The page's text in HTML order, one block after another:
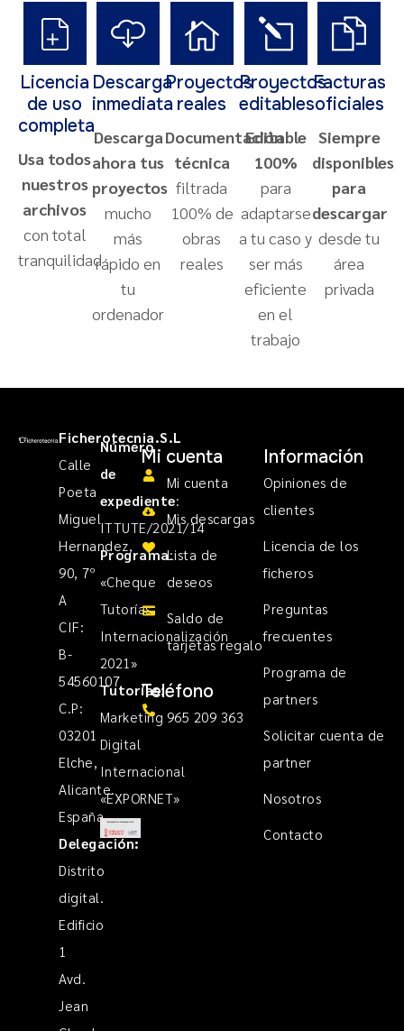
Licencia
de uso
completa
Usa todos
nuestros
archivos
con total
tranquilidad
Descarga
inmediata
Descarga
ahora tus
proyectos
mucho
más
rápido en
tu
ordenador
Proyectos
reales
Documentación
técnica
filtrada
100% de
obras
reales
Proyectos
editables
Editable
100%
para
adaptarse
a tu caso y
ser más
eficiente
en el
trabajo
Facturas
oficiales
Siempre
disponibles
para
descargar
desde tu
área
privada
Ficherotecnia.S.L
Calle
Poeta
Miguel
Hernandez,
90, 7º
A
CIF:
B-
54560107
C.P:
03201
Elche,
Alicante.
España
Delegación:
Distrito
digital.
Edificio
1
Avd.
Jean
Número
de
expediente:
ITTUTE/2021/14
Programa:
«Cheque
Tutorías
Internacionalización
2021»
Tutorías:
Marketing
Digital
Internacional
«EXPORNET»
Mi cuenta
Mi cuenta
Mis descargas
Lista de
deseos
Saldo de
tarjetas regalo
Teléfono
965 209 363
Información
Opiniones de
clientes
Licencia de los
ficheros
Preguntas
frecuentes
Programa de
partners
Solicitar cuenta de
partner
Nosotros
Contacto